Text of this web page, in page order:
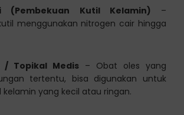
(Pembekuan Kutil Kelamin) –
menggunakan nitrogen cair hingga
/ Topikal Medis – Obat oles yang
tertentu, bisa digunakan untuk
yang kecil atau ringan.